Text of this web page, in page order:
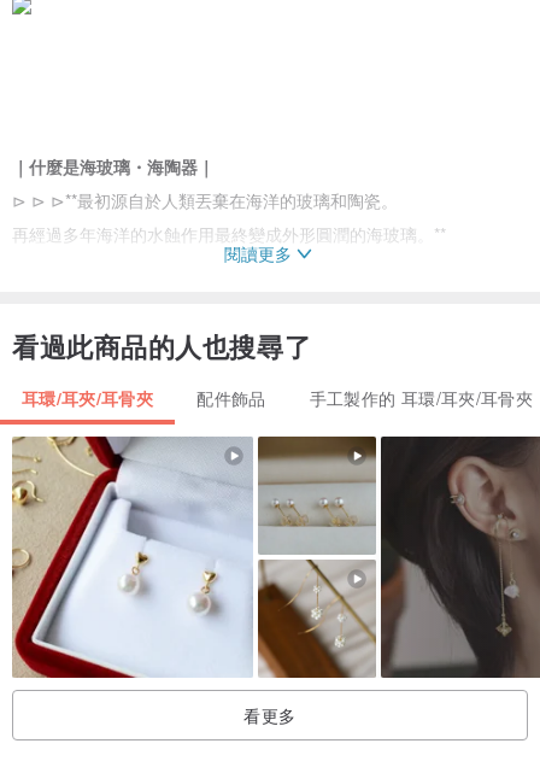
｜什麼是海玻璃・海陶器｜
⊳ ⊳ ⊳**最初源自於人類丟棄在海洋的玻璃和陶瓷。
再經過多年海洋的水蝕作用最終變成外形圓潤的海玻璃。**
｜材料｜
耳針：316L醫療級不鏽鋼
耳夾：金屬
海玻璃（玻璃）
海陶器(陶器)
合成漆
銅粉
樹脂
閱讀更多
看過此商品的人也搜尋了
耳環/耳夾/耳骨夾 配件飾品 手工製作的 耳環/耳夾/耳骨夾
看更多